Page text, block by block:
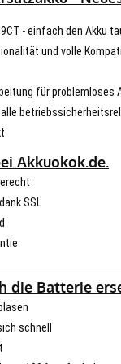
- einfach den Akku
und volle
für problemloses
alle
Akkuokok.de.
SSL
die Batterie
schnell